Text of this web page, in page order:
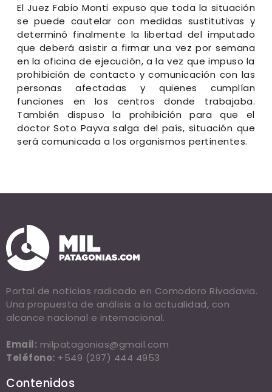
El Juez Fabio Monti expuso que toda la situación
se puede cautelar con medidas sustitutivas y
determinó finalmente la libertad del imputado
que deberá asistir a firmar una vez por semana
en la oficina de ejecución, a la vez que impuso la
prohibición de contacto y comunicación con las
personas afectadas y quienes cumplían
funciones en los centros donde trabajaba.
También dispuso la prohibición para que el
doctor Soto Payva salga del país, situación que
será comunicada a los organismos pertinentes.
Portal de noticias radicado en Comodoro Rivadavia.
Una propuesta de análisis a la actualidad, con
alcance nacional e internacional.
Email: milpatagonias@gmail.com
Teléfono: +549 (297) 444 4953
Contenidos